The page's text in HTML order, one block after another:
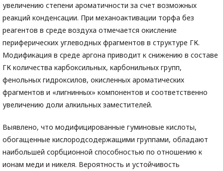
увеличению степени ароматичности за счет возможных
реакций конденсации. При механоактивации торфа без
реагентов в среде воздуха отмечается окисление
периферических углеводных фрагментов в структуре ГК.
Модификация в среде аргона приводит к снижению в составе
ГК количества карбоксильных, карбонильных групп,
фенольных гидроксилов, окисленных ароматических
фрагментов и «лигнинных» компонентов и соответственно
увеличению доли алкильных заместителей.
Выявлено, что модифицированные гуминовые кислоты,
обогащенные кислородсодержащими группами, обладают
наибольшей сорбционной способностью по отношению к
ионам меди и никеля. Вероятность и устойчивость